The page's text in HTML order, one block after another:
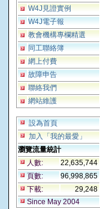
W4J見證實例
W4J電子報
教會機構專欄精選
同工聯絡簿
網上付費
故障申告
聯絡我們
網站維護
設為首頁
加入「我的最愛」
瀏覽流量統計
人數:
22,635,744
頁數:
96,998,865
下載:
29,248
Since May 2004